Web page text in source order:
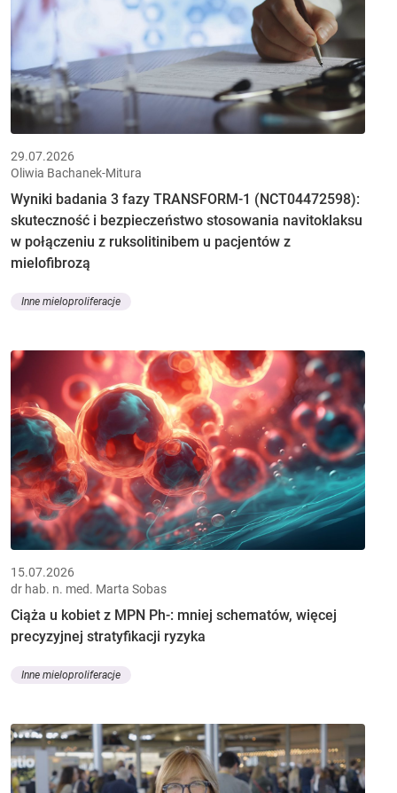
29.07.2026
Oliwia Bachanek-Mitura
Wyniki badania 3 fazy TRANSFORM-1 (NCT04472598):
skuteczność i bezpieczeństwo stosowania navitoklaksu
w połączeniu z ruksolitinibem u pacjentów z
mielofibrozą
Inne mieloproliferacje
15.07.2026
dr hab. n. med. Marta Sobas
Ciąża u kobiet z MPN Ph-: mniej schematów, więcej
precyzyjnej stratyfikacji ryzyka
Inne mieloproliferacje